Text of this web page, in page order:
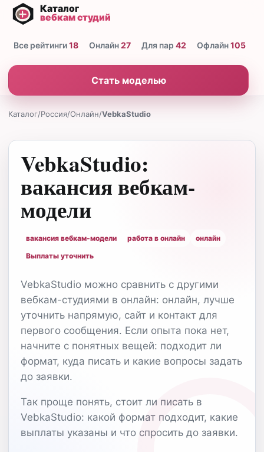
Все рейтинги18 Онлайн27 Для пар 42 Офлайн105
Стать моделью
Каталог/Россия/Онлайн/VebkaStudio
VebkaStudio:
вакансия вебкам-
модели
вакансия вебкам-модели работа в онлайн
онлайн
Выплаты уточнить
VebkaStudio можно сравнить с другими
вебкам-студиями в онлайн: онлайн, лучше
уточнить напрямую, сайт и контакт для
первого сообщения. Если опыта пока нет,
начните с понятных вещей: подходит ли
формат, куда писать и какие вопросы задать
до заявки.
Так проще понять, стоит ли писать в
VebkaStudio: какой формат подходит, какие
выплаты указаны и что спросить до заявки.